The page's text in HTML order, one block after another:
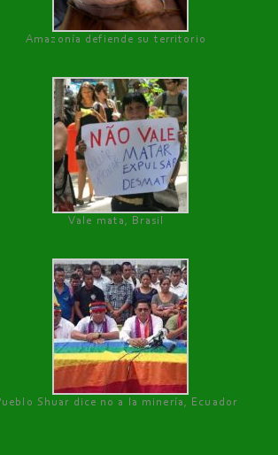
Amazonía defiende su territorio
Vale mata, Brasil
Shuar dice no a la minería, Ecuador